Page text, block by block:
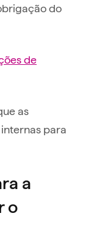
do
de
as
para
a
o